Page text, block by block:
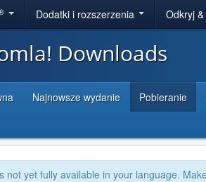
Dodatki i rozszerzenia Odkryj
Downloads
Najnowsze wydanie Pobieranie
not yet fully available in your language.